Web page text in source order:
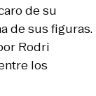
de su
de sus figuras.
Rodri
los